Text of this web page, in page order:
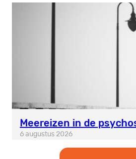
Meereizen in de
6 augustus 2026